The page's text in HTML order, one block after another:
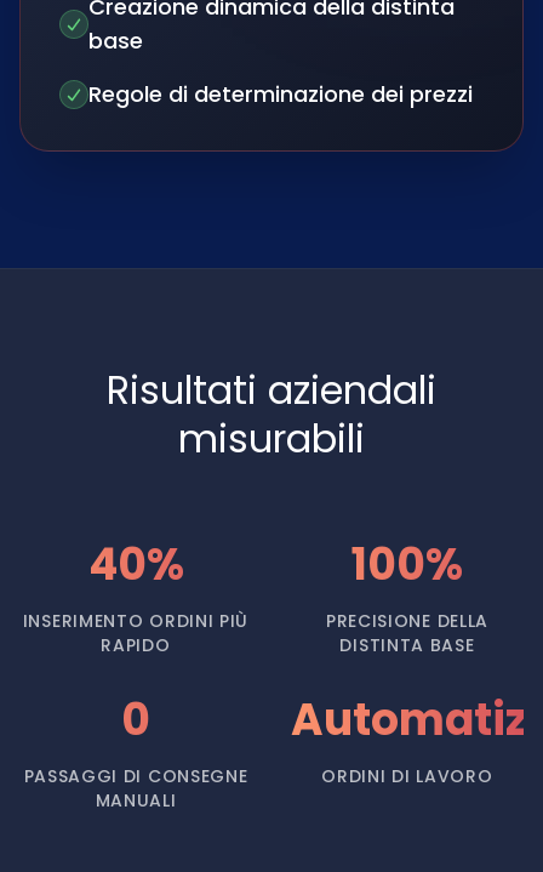
Creazione dinamica della distinta
base
Regole di determinazione dei prezzi
Risultati aziendali
misurabili
40%
INSERIMENTO ORDINI PIÙ
RAPIDO
100%
PRECISIONE DELLA
DISTINTA BASE
0
PASSAGGI DI CONSEGNE
MANUALI
ORDINI DI LAVORO